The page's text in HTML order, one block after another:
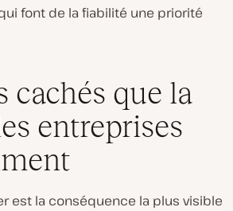
font de la fiabilité une priorité
cachés que la
entreprises
est la conséquence la plus visible